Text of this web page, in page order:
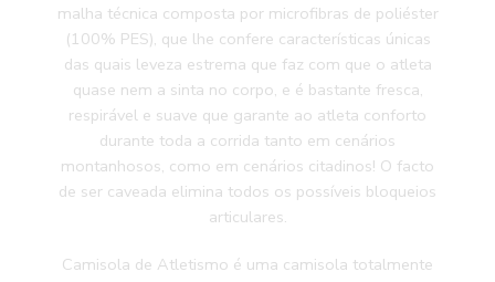
malha técnica composta por microfibras de poliéster
(100% PES), que lhe confere características únicas
das quais leveza estrema que faz com que o atleta
quase nem a sinta no corpo, e é bastante fresca,
respirável e suave que garante ao atleta conforto
durante toda a corrida tanto em cenários
montanhosos, como em cenários citadinos! O facto
de ser caveada elimina todos os possíveis bloqueios
articulares.
Camisola de Atletismo é uma camisola totalmente